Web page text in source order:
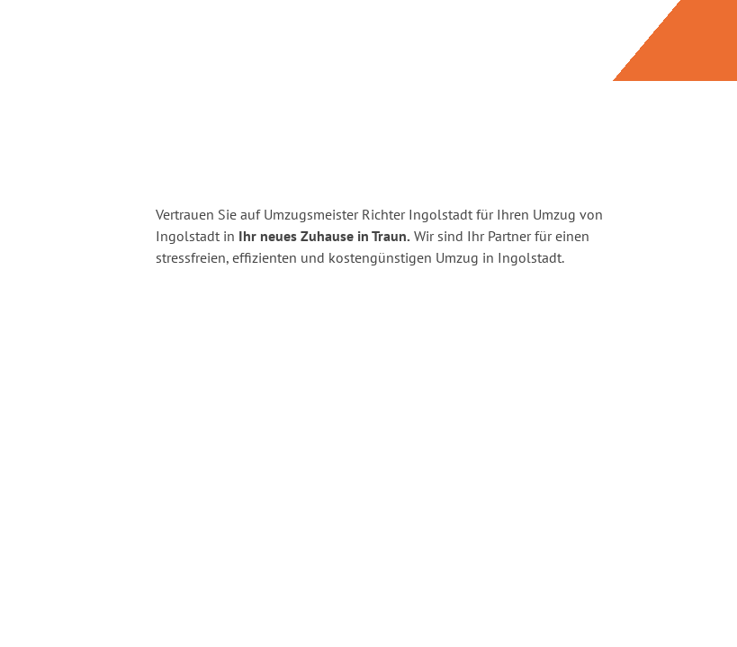
Vertrauen Sie auf Umzugsmeister Richter Ingolstadt für Ihren Umzug von
Ingolstadt in Ihr neues Zuhause in Traun. Wir sind Ihr Partner für einen
stressfreien, effizienten und kostengünstigen Umzug in Ingolstadt.